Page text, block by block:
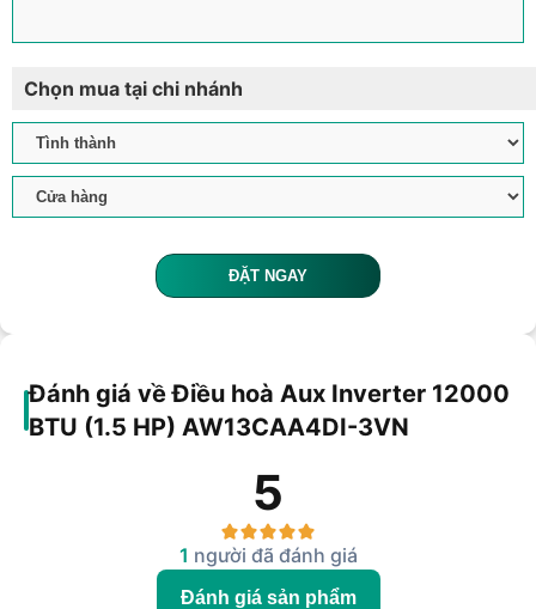
Chọn mua tại chi nhánh
ĐẶT NGAY
Đánh giá về Điều hoà Aux Inverter 12000
BTU (1.5 HP) AW13CAA4DI-3VN
5
1 người đã đánh giá
Đánh giá sản phẩm